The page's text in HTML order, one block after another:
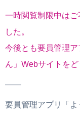
一時閲覧制限中は
した。
今後とも要員管理
ん」Webサイトを
——
要員管理アプリ「